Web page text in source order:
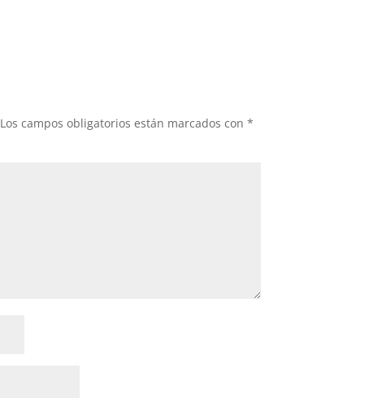
Los campos obligatorios están marcados con*